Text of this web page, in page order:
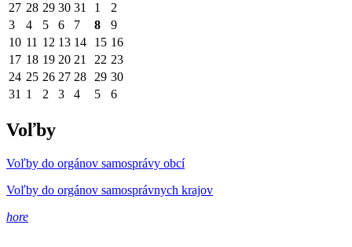
27 28 29 30 31 1
2
3
4 5 6 7 8
9
10 11 12 13 14 15 16
17 18 19 20 21 22 23
24 25 26 27 28 29 30
31 1 2 3 4 5 6
Voľby
Voľby do orgánov samosprávy obcí
Voľby do orgánov samosprávnych krajov
hore